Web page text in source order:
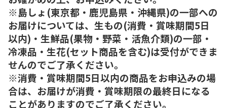
※島しょ(東京都・鹿児島県・沖縄県)の一部への
お届けについては、生もの(消費・賞味期間5日
以内)・生鮮品(果物・野菜・活魚介類)の一部・
冷凍品・生花(セット商品を含む)は受付ができま
せんのでご了承ください。
※消費・賞味期間5日以内の商品をお申込みの場
合は、お届けが消費・賞味期限の最終日になる
ことがありますのでご了承ください。